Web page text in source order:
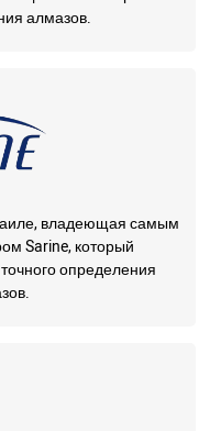
алмазов.
владеющая самым
Sarine, который
определения